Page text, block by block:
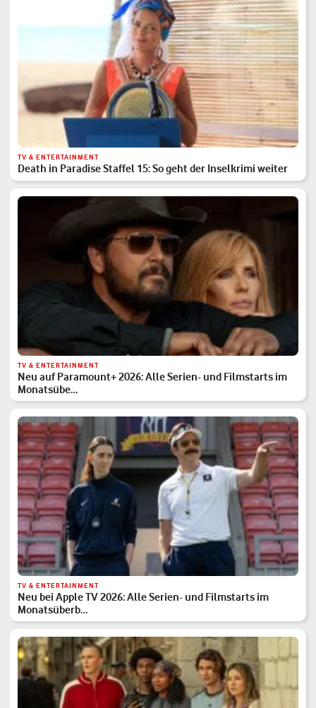
TV & ENTERTAINMENT
Death in Paradise Staffel 15: So geht der Inselkrimi weiter
TV & ENTERTAINMENT
Neu auf Paramount+ 2026: Alle Serien- und Filmstarts im
Monatsübe…
TV & ENTERTAINMENT
Neu bei Apple TV 2026: Alle Serien- und Filmstarts im
Monatsüberb…